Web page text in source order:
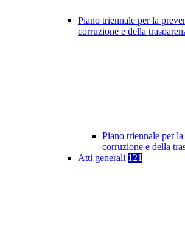
Piano triennale per la
corruzione e della
Piano triennale per
corruzione e della
Atti generali 121